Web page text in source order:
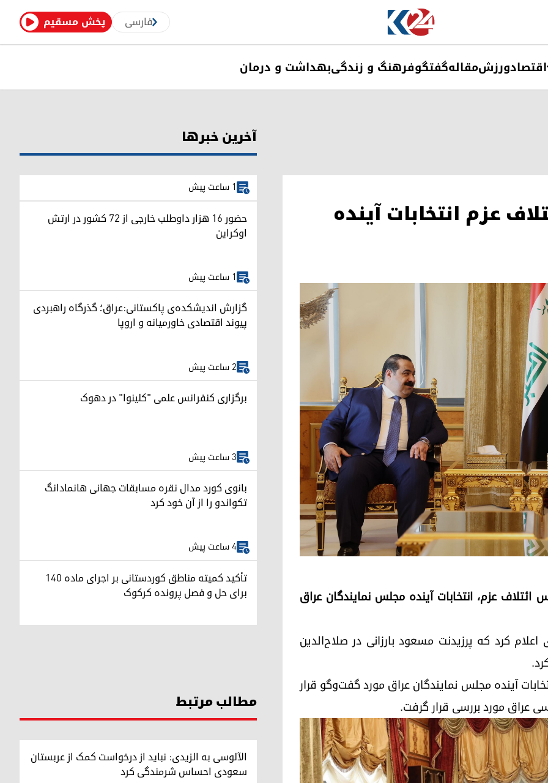
پخش مسقیم فارسی
اقتصادورزشمقالهگفتگوفرهنگ و زندگیبهداشت و درمان
عزم انتخابات آینده
و رئیس ائتلاف عزم، انتخابات آینده مجلس نمایندگان عراق
بیانیه‌ای اعلام کرد که پرزیدنت مسعود بارزانی در صلاح‌الدین
آینده مجلس نمایندگان عراق مورد گفت‌وگو قرار
عراق مورد بررسی قرار گرفت.
آخرین خبرها
1 ساعت پیش
حضور ۱۶ هزار داوطلب خارجی از ۷۲ کشور در ارتش
اوکراین
1 ساعت پیش
گزارش اندیشکده‌ی پاکستانی:عراق؛ گذرگاه راهبردی
پیوند اقتصادی خاورمیانه و اروپا
2 ساعت پیش
برگزاری کنفرانس علمی "کلینوا" در دهوک
3 ساعت پیش
بانوی کورد مدال نقره مسابقات جهانی هانمادانگ
تکواندو را از آن خود کرد
4 ساعت پیش
تأکید کمیته مناطق کوردستانی بر اجرای ماده ۱۴۰
برای حل و فصل پرونده کرکوک
مطالب مرتبط
الآلوسی به الزیدی: نباید از درخواست کمک از عربستان
سعودی احساس شرمندگی کرد